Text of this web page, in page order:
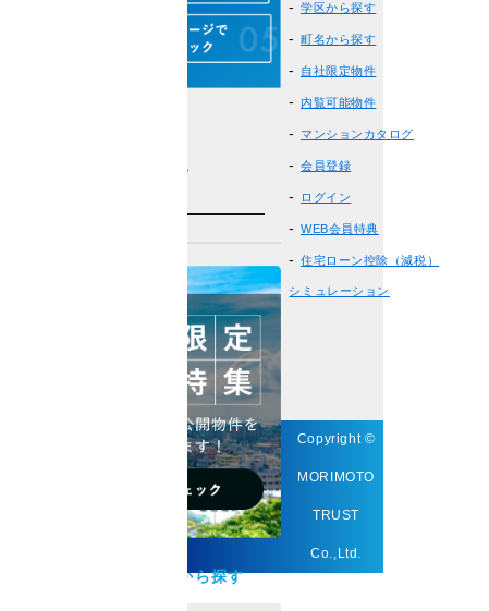
物件を探す
東京23区から探す
学区から探す
町名から探す
自社限定物件
内覧可能物件
マンションカタログ
会員登録
ログイン
WEB会員特典
住宅ローン控除（減税）
シミュレーション
Copyright ©
MORIMOTO
TRUST
Co.,Ltd.